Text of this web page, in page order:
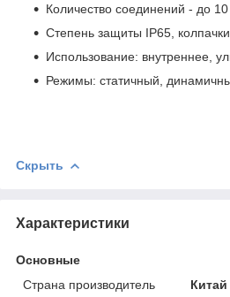
Количество соединений - до
Степень защиты IP65,
Использование: внутреннее,
Режимы: статичный,
Скрыть
Характеристики
Основные
Страна производитель
Китай